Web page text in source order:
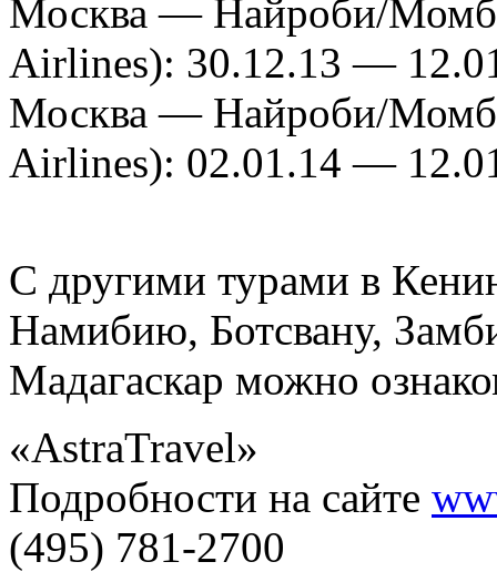
Москва — Найроби/
Airlines): 30.12.13 —
Москва — Найроби/
Airlines): 02.01.14 —
С другими турами в
Намибию, Ботсвану,
Мадагаскар можно
«AstraTravel»
Подробности на сайте
(495) 781-2700